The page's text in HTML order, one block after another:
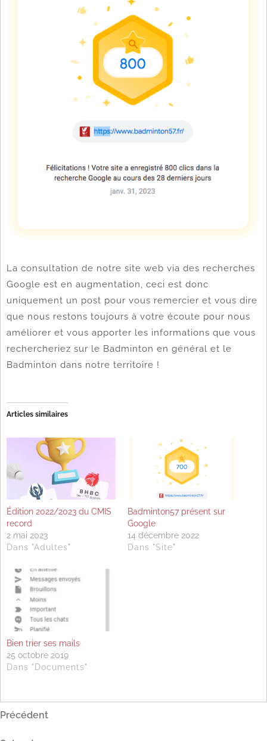
La consultation de notre site web via des recherches
Google est en augmentation, ceci est donc
uniquement un post pour vous remercier et vous dire
que nous restons toujours à votre écoute pour nous
améliorer et vous apporter les informations que vous
rechercheriez sur le Badminton en général et le
Badminton dans notre territoire !
Articles similaires
Édition 2022/2023 du CMIS
record
2 mai 2023
Dans "Adultes"
Badminton57 présent sur
Google
14 décembre 2022
Dans "Site"
Bien trier ses mails
25 octobre 2019
Dans "Documents"
Navigation
de
Article
Précédent